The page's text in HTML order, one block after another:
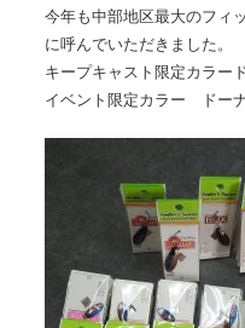
今年も中部地区最大のフィ
に呼んでいただきました。
キープキャスト限定カラー
イベント限定カラー ドー